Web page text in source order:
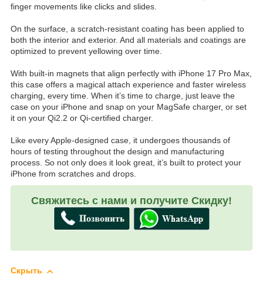
finger movements like clicks and slides.
On the surface, a scratch-resistant coating has been applied to
both the interior and exterior. And all materials and coatings are
optimized to prevent yellowing over time.
With built-in magnets that align perfectly with iPhone 17 Pro Max,
this case offers a magical attach experience and faster wireless
charging, every time. When it’s time to charge, just leave the
case on your iPhone and snap on your MagSafe charger, or set
it on your Qi2.2 or Qi-certified charger.
Like every Apple-designed case, it undergoes thousands of
hours of testing throughout the design and manufacturing
process. So not only does it look great, it’s built to protect your
iPhone from scratches and drops.
Свяжитесь с нами и получите Скидку!
Скрыть